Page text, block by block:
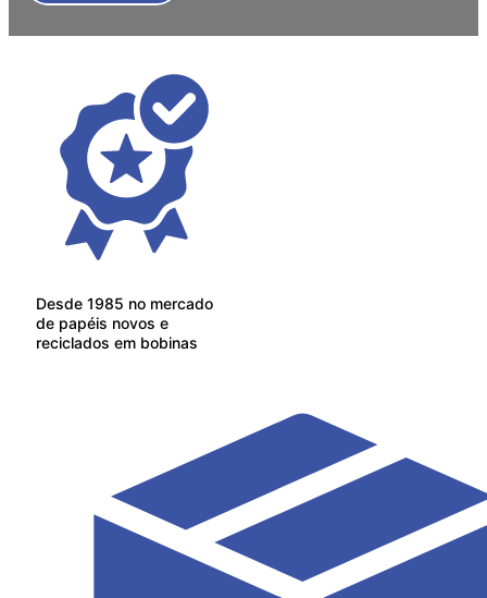
Desde 1985 no mercado
de papéis novos e
reciclados em bobinas